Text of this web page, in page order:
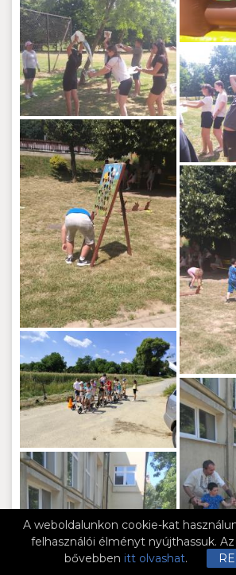
A weboldalunkon cookie-kat
felhasználói élményt nyújthassuk.
bővebben itt olvashat.